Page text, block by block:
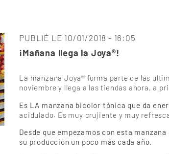
PUBLIÉ LE 10/01/2018 - 16:05
¡Mañana llega la Joya®!
La manzana Joya® forma parte de las
noviembre y llega a las tiendas ahora, a
Es LA manzana bicolor tónica que da
acidulado. Es muy crujiente y muy
Desde que empezamos con esta
su producción un poco más cada año.